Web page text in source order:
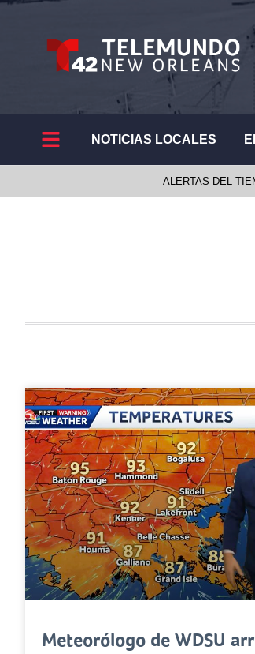
NOTICIAS LOCALES
ALERTAS DEL
Meteorólogo de WDSU